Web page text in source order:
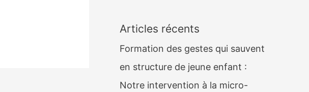
Articles récents
Formation des gestes qui sauvent
en structure de jeune enfant :
Notre intervention à la micro-